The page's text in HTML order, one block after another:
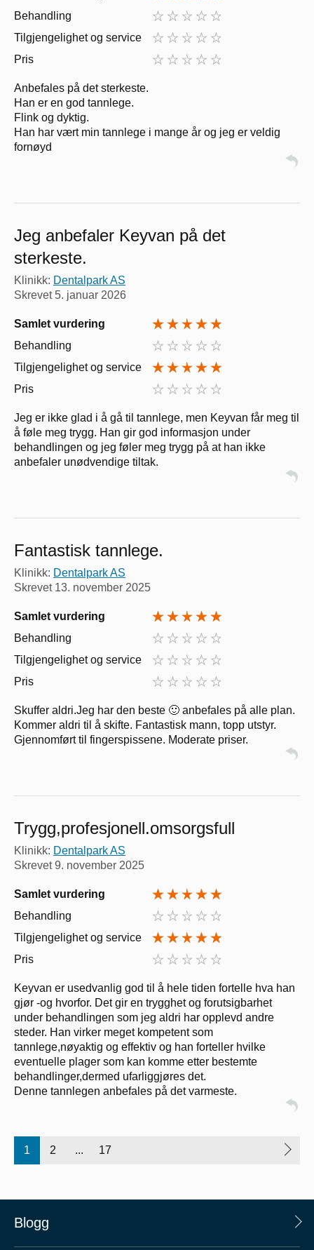
Behandling
Tilgjengelighet og service
Pris
Anbefales på det sterkeste.
Han er en god tannlege.
Flink og dyktig.
Han har vært min tannlege i mange år og jeg er veldig
fornøyd
Jeg anbefaler Keyvan på det
sterkeste.
Klinikk: Dentalpark AS
Skrevet 5. januar 2026
Samlet vurdering
Behandling
Tilgjengelighet og service
Pris
Jeg er ikke glad i å gå til tannlege, men Keyvan får meg til
å føle meg trygg. Han gir god informasjon under
behandlingen og jeg føler meg trygg på at han ikke
anbefaler unødvendige tiltak.
Fantastisk tannlege.
Klinikk: Dentalpark AS
Skrevet 13. november 2025
Samlet vurdering
Behandling
Tilgjengelighet og service
Pris
Skuffer aldri.Jeg har den beste 🙂 anbefales på alle plan.
Kommer aldri til å skifte. Fantastisk mann, topp utstyr.
Gjennomført til fingerspissene. Moderate priser.
Trygg,profesjonell.omsorgsfull
Klinikk: Dentalpark AS
Skrevet9. november 2025
Samlet vurdering
Behandling
Tilgjengelighet og service
Pris
Keyvan er usedvanlig god til å hele tiden fortelle hva han
gjør -og hvorfor. Det gir en trygghet og forutsigbarhet
under behandlingen som jeg aldri har opplevd andre
steder. Han virker meget kompetent som
tannlege,nøyaktig og effektiv og han forteller hvilke
eventuelle plager som kan komme etter bestemte
behandlinger,dermed ufarliggjøres det.
Denne tannlegen anbefales på det varmeste.
1 2 ... 17
Blogg